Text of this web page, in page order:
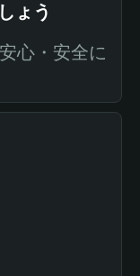
ょう
心・安全に